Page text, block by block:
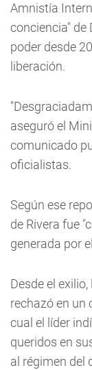
Amnistía
conciencia" de
poder desde
liberación.
aseguró el
comunicado
oficialistas.
Según ese
de Rivera fue
generada por
Desde el
rechazó en un
cual el líder
queridos en
al régimen del